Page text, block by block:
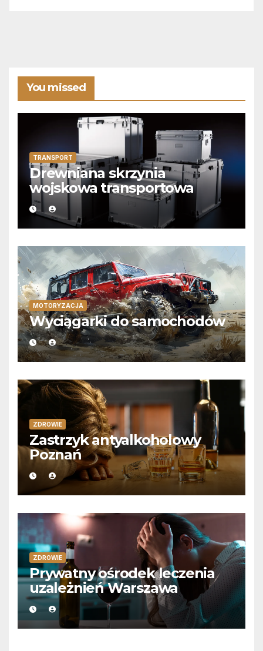
You missed
TRANSPORT
Drewniana skrzynia
wojskowa transportowa
MOTORYZACJA
Wyciągarki do samochodów
ZDROWIE
Zastrzyk antyalkoholowy
Poznań
ZDROWIE
Prywatny ośrodek leczenia
uzależnień Warszawa